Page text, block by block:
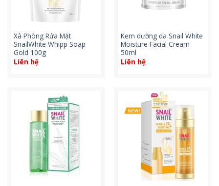
Xà Phòng Rửa Mặt
SnailWhite Whipp Soap
Gold 100g
Liên hệ
Kem dưỡng da Snail White
Moisture Facial Cream
50ml
Liên hệ